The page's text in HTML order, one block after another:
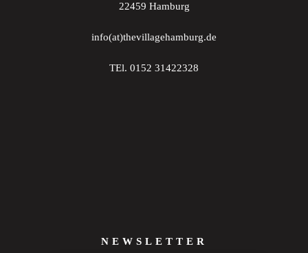
22459 Hamburg
info(at)thevillagehamburg.de
TEl. 0152 31422328
NEWSLETTER